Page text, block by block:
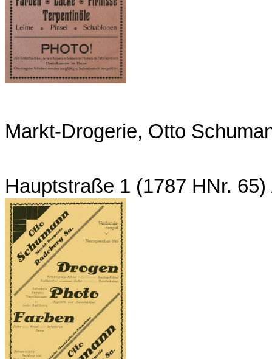
Markt-Drogerie, Otto
Hauptstraße 1 (1787 HNr.